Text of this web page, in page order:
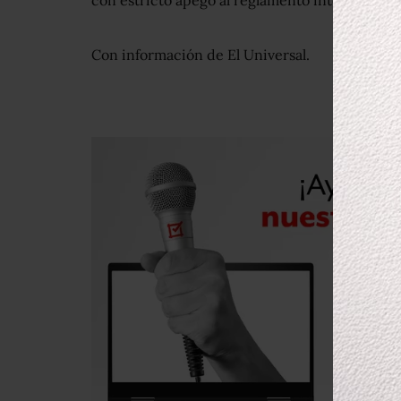
Con información de El Universal.